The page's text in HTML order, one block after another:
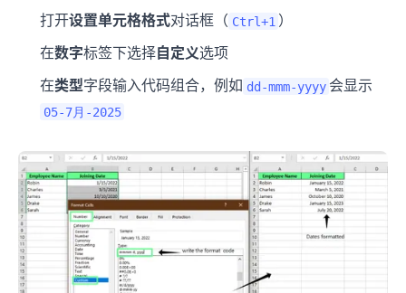
打开设置单元格格式对话框（ Ctrl+1 ）
在数字标签下选择自定义选项
在类型字段输入代码组合，例如 dd-mmm-yyyy 会显示
05-7月-2025